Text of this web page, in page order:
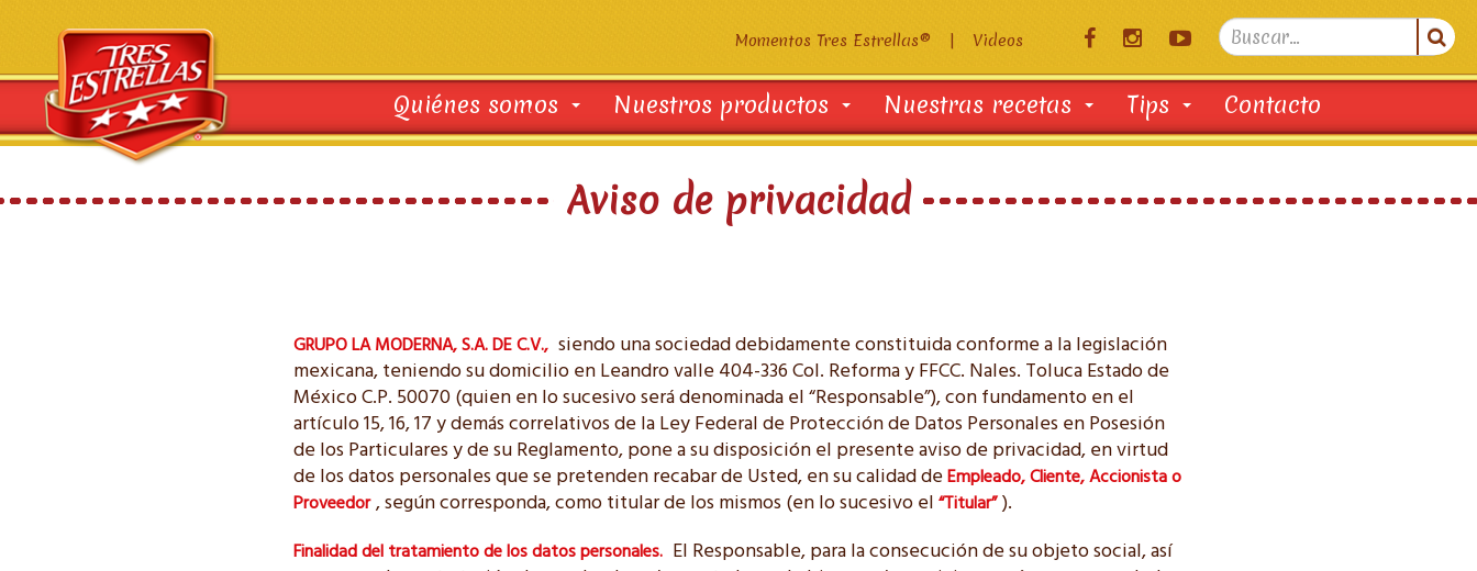
Momentos Tres Estrellas® | Videos
Search
...

Quiénes somos Nuestros productos Nuestras recetas Tips Contacto
Aviso de privacidad
GRUPO LA MODERNA, S.A. DE C.V., siendo una sociedad debidamente constituida conforme a la legislación
mexicana, teniendo su domicilio en Leandro valle 404-336 Col. Reforma y FFCC. Nales. Toluca Estado de
México C.P. 50070 (quien en lo sucesivo será denominada el “Responsable”), con fundamento en el
artículo 15, 16, 17 y demás correlativos de la Ley Federal de Protección de Datos Personales en Posesión
de los Particulares y de su Reglamento, pone a su disposición el presente aviso de privacidad, en virtud
de los datos personales que se pretenden recabar de Usted, en su calidad deEmpleado, Cliente, Accionista o
Proveedor, según corresponda, como titular de los mismos (en lo sucesivo el“Titular”).
Finalidad del tratamiento de los datos personales. El Responsable, para la consecución de su objeto social, así